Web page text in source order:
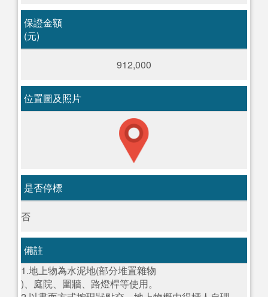
保證金額
(元)
912,000
位置圖及照片
是否停標
否
備註
1.地上物為水泥地(部分堆置雜物
)、庭院、圍牆、路燈桿等使用。